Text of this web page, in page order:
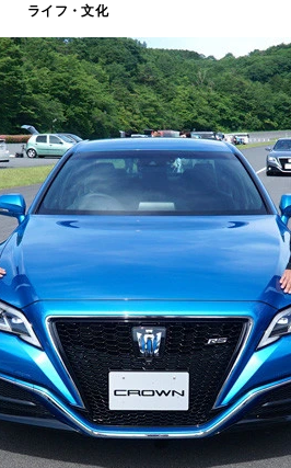
ライフ・文化